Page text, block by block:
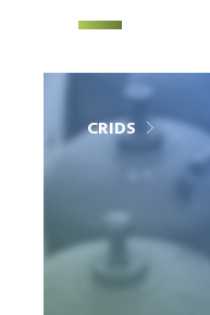
CRIDS